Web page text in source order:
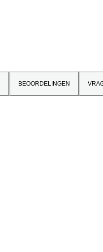
BEOORDELINGEN